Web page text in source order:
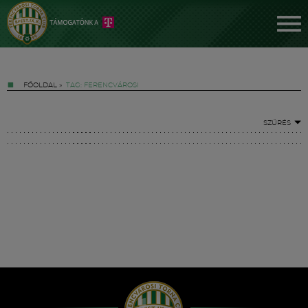
FŐOLDAL » TAG: FERENCVÁROSI
SZŰRÉS
Hírek